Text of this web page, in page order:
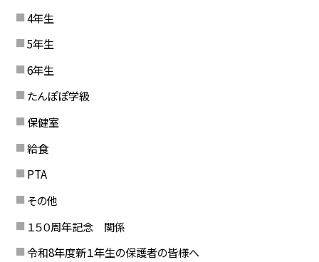
4年生
5年生
6年生
たんぽぽ学級
保健室
給食
PTA
その他
１５０周年記念 関係
令和8年度新１年生の保護者の皆様へ